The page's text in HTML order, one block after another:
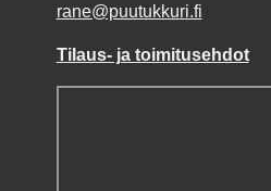
rane@puutukkuri.fi
Tilaus- ja toimitusehdot